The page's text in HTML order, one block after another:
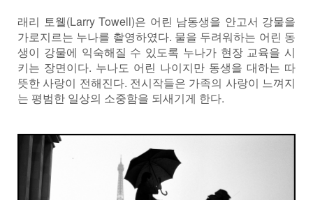
래리 토웰(Larry Towell)은 어린 남동생을 안고서 강물을
가로지르는 누나를 촬영하였다. 물을 두려워하는 어린 동
생이 강물에 익숙해질 수 있도록 누나가 현장 교육을 시
키는 장면이다. 누나도 어린 나이지만 동생을 대하는 따
뜻한 사랑이 전해진다. 전시작들은 가족의 사랑이 느껴지
는 평범한 일상의 소중함을 되새기게 한다.